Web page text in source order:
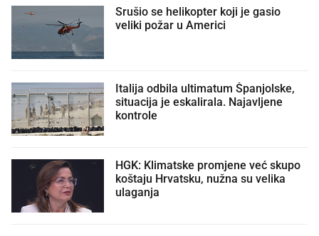
Srušio se helikopter koji je gasio
veliki požar u Americi
Italija odbila ultimatum Španjolske,
situacija je eskalirala. Najavljene
kontrole
HGK: Klimatske promjene već skupo
koštaju Hrvatsku, nužna su velika
ulaganja